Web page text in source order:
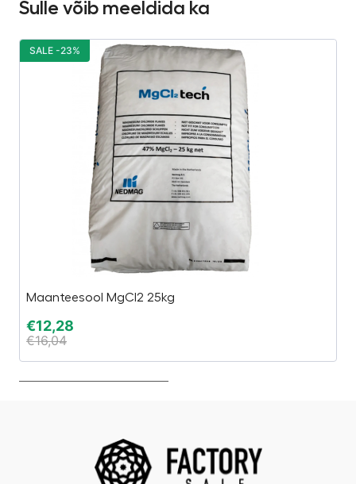
Sulle võib meeldida ka
Maanteesool MgCl2 25kg
€12,28
€16,04
SALE -23%